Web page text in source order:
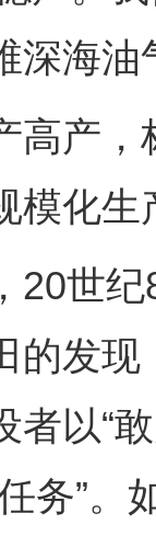
深海油
产，
模化生
世纪
发现
者以“
务”。